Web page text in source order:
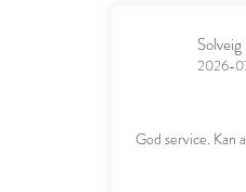
2026-
God service. Kan